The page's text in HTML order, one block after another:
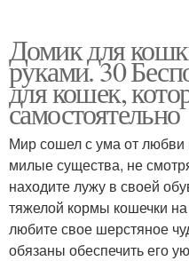
Домик для
руками. 30
для кошек,
самостоятельно
Мир сошел с ума от
милые существа, не
находите лужу в своей
тяжелой кормы кошечки
любите свое шерстяное
обязаны обеспечить его